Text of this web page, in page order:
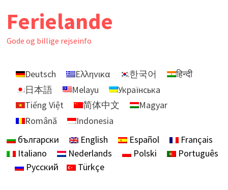
Ferielande
Gode ​​og billige rejseinfo
Deutsch Ελληνικα 한국어
हिन्दी
日本語
Melayu
Українська
Tiếng Việt
简体中文
Magyar
Română
Indonesia
български
English Español
Français
Italiano
Nederlands Polski
Português
Русский
Türkçe